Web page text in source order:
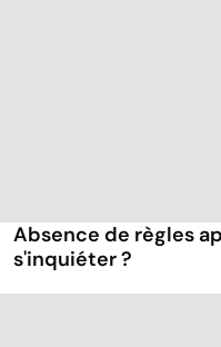
Absence de règles
s'inquiéter ?